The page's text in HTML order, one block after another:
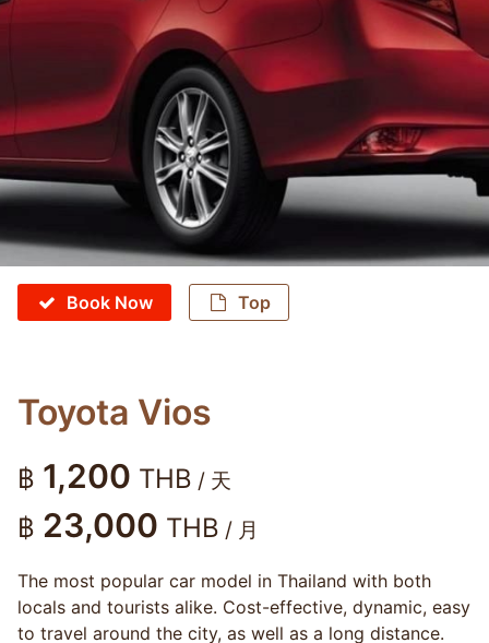
Book Now Top
Toyota Vios
฿ 1,200 THB / 天
฿ 23,000 THB / 月
The most popular car model in Thailand with both
locals and tourists alike. Cost-effective, dynamic, easy
to travel around the city, as well as a long distance.